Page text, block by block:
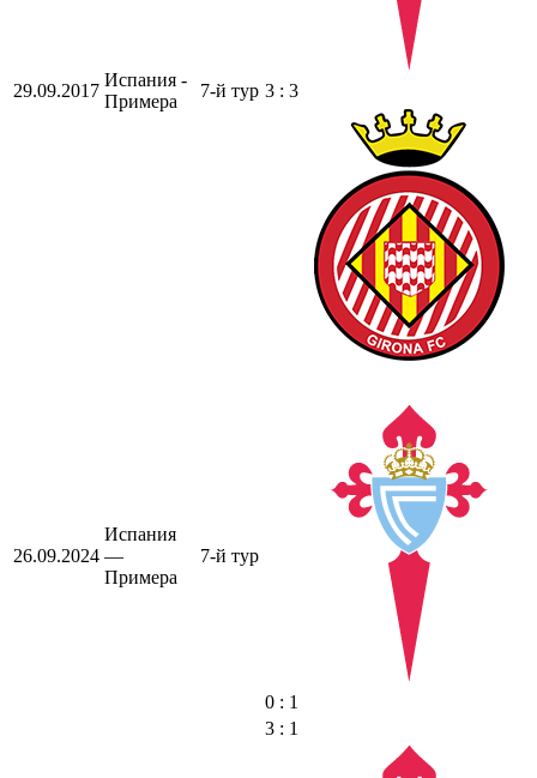
29.09.2017
Испания -
Примера
7-й тур 3 : 3
26.09.2024
Испания
—
Примера
7-й тур
0 : 1
3 : 1